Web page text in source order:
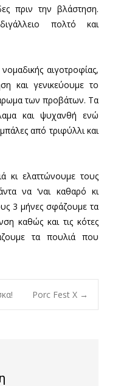
πριν την βλάστηση.
πολτό και
αιγοτροφίας,
και γενικεύουμε το
των προβάτων. Τα
και ψυχανθή ενώ
από τριφύλλι και
κι ελαττώνουμε τους
να ‘ναι καθαρό κι
3 μήνες σφάζουμε τα
καθώς και τις κότες
τα πουλιά που
Porc Fest X →